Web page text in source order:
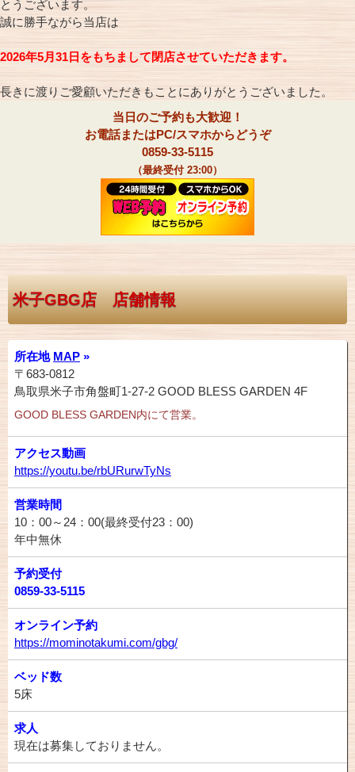
とうございます。
誠に勝手ながら当店は
2026年5月31日をもちまして閉店させていただきます。
長きに渡りご愛顧いただきもことにありがとうございました。
当日のご予約も大歓迎！
お電話またはPC/スマホからどうぞ
0859-33-5115
（最終受付 23:00）
米子GBG店 店舗情報
所在地 MAP »
〒683-0812
鳥取県米子市角盤町1-27-2 GOOD BLESS GARDEN 4F
GOOD BLESS GARDEN内にて営業。
アクセス動画
https://youtu.be/rbURurwTyNs
営業時間
10：00～24：00(最終受付23：00)
年中無休
予約受付
0859-33-5115
オンライン予約
https://mominotakumi.com/gbg/
ベッド数
5床
求人
現在は募集しておりません。